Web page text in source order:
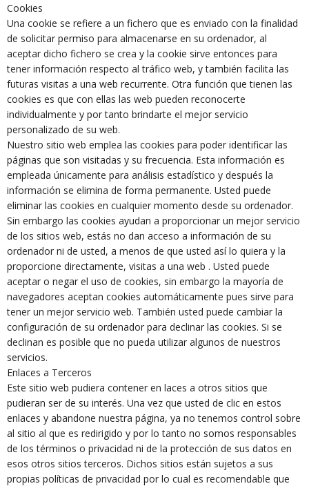
Cookies
Una cookie se refiere a un fichero que es enviado con la finalidad
de solicitar permiso para almacenarse en su ordenador, al
aceptar dicho fichero se crea y la cookie sirve entonces para
tener información respecto al tráfico web, y también facilita las
futuras visitas a una web recurrente. Otra función que tienen las
cookies es que con ellas las web pueden reconocerte
individualmente y por tanto brindarte el mejor servicio
personalizado de su web.
Nuestro sitio web emplea las cookies para poder identificar las
páginas que son visitadas y su frecuencia. Esta información es
empleada únicamente para análisis estadístico y después la
información se elimina de forma permanente. Usted puede
eliminar las cookies en cualquier momento desde su ordenador.
Sin embargo las cookies ayudan a proporcionar un mejor servicio
de los sitios web, estás no dan acceso a información de su
ordenador ni de usted, a menos de que usted así lo quiera y la
proporcione directamente, visitas a una web . Usted puede
aceptar o negar el uso de cookies, sin embargo la mayoría de
navegadores aceptan cookies automáticamente pues sirve para
tener un mejor servicio web. También usted puede cambiar la
configuración de su ordenador para declinar las cookies. Si se
declinan es posible que no pueda utilizar algunos de nuestros
servicios.
Enlaces a Terceros
Este sitio web pudiera contener en laces a otros sitios que
pudieran ser de su interés. Una vez que usted de clic en estos
enlaces y abandone nuestra página, ya no tenemos control sobre
al sitio al que es redirigido y por lo tanto no somos responsables
de los términos o privacidad ni de la protección de sus datos en
esos otros sitios terceros. Dichos sitios están sujetos a sus
propias políticas de privacidad por lo cual es recomendable que